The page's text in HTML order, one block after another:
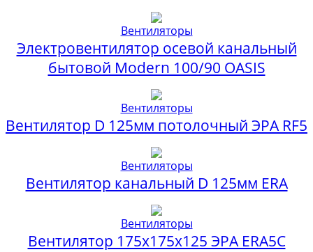
Вентиляторы
Электровентилятор осевой канальный
бытовой Modern 100/90 OASIS
Вентиляторы
Вентилятор D 125мм потолочный ЭРА RF5
Вентиляторы
Вентилятор канальный D 125мм ERA
Вентиляторы
Вентилятор 175х175х125 ЭРА ERA5C